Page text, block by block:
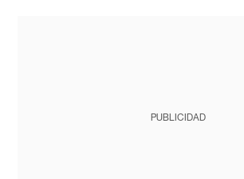
PUBLICIDAD